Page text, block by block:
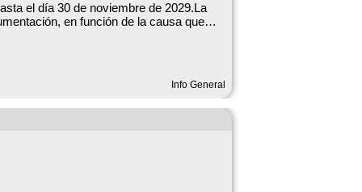
el día 30 de noviembre de 2029.La
en función de la causa que
33% y/o reconocimiento de incapacidad
de subsidio de desempleo.
Info General